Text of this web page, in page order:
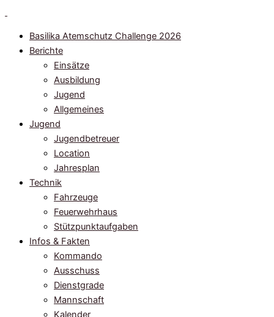
springenBasilika Atemschutz Challenge 2026
Berichte
Einsätze
Ausbildung
Jugend
Allgemeines
Jugend
Jugendbetreuer
Location
Jahresplan
Technik
Fahrzeuge
Feuerwehrhaus
Stützpunktaufgaben
Infos & Fakten
Kommando
Ausschuss
Dienstgrade
Mannschaft
Kalender